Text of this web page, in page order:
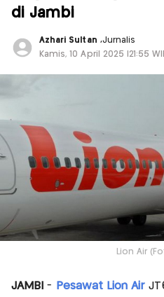
di Jambi
Azhari Sultan ,Jurnalis
Kamis, 10 April 2025 |21:55
Lion Air
JAMBI- Pesawat Lion Air